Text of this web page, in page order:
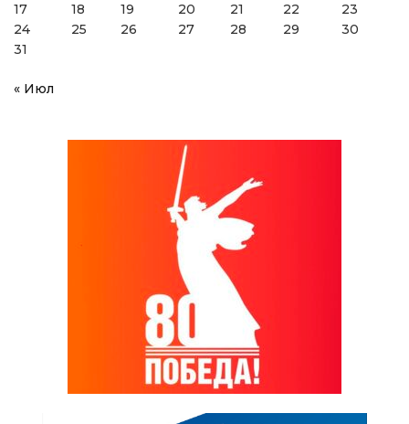
17
18 19 20 21 22
23
24
25 26 27 28 29
30
31
« Июл